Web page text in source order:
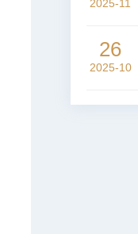
2025-11
26
2025-10